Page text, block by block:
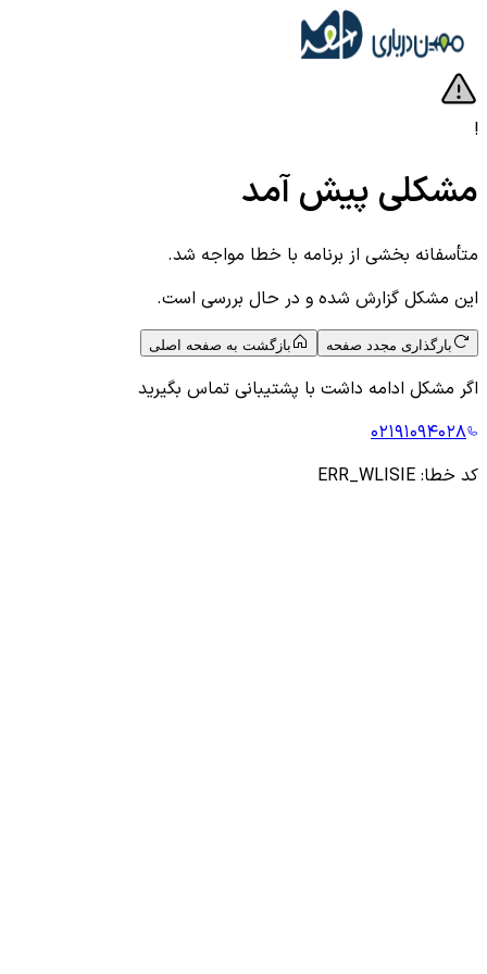
!
مشکلی پیش آمد
متأسفانه بخشی از برنامه با خطا مواجه شد.
این مشکل گزارش شده و در حال بررسی است.
بارگذاری مجدد صفحه بازگشت به صفحه اصلی
اگر مشکل ادامه داشت با پشتیبانی تماس بگیرید
۰۲۱۹۱۰۹۴۰۲۸
کد خطا: ERR_WLISIE